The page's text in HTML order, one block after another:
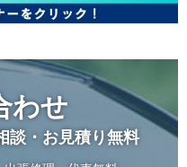
わせ
談・お見積り無料